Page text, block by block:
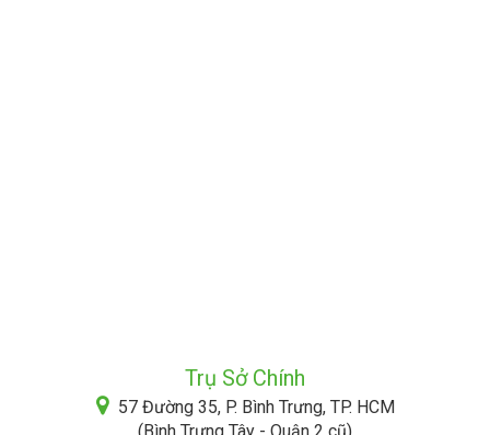
Trụ Sở Chính
57 Đường 35, P. Bình Trưng, TP. HCM